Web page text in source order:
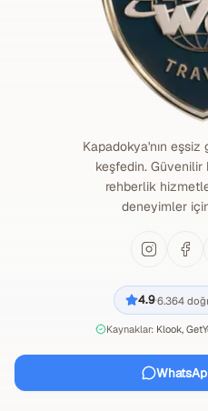
Kapadokya'nın
keşfedin. Güvenilir
rehberlik
deneyimler
4.9·6.364
Kaynaklar: Klook,